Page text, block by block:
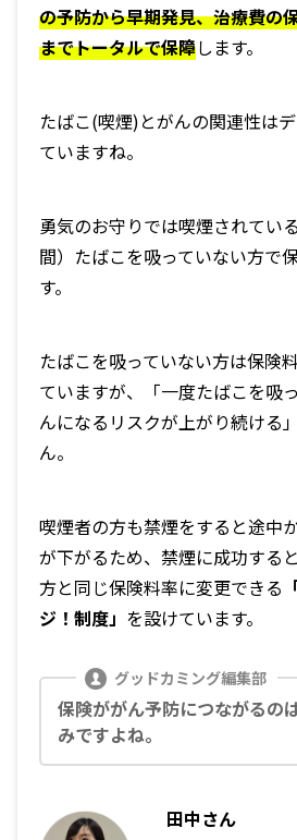
の予防から早期発見、治療費の
までトータルで保障します。
たばこ(喫煙)とがんの関連性は
ていますね。
勇気のお守りでは喫煙されてい
間）たばこを吸っていない方で
す。
たばこを吸っていない方は保険
ていますが、「一度たばこを吸
んになるリスクが上がり続ける
ん。
喫煙者の方も禁煙をすると途中
が下がるため、禁煙に成功する
方と同じ保険料率に変更できる
ジ！制度」 を設けています。
保険ががん予防につながるの
みですよね。
田中さん